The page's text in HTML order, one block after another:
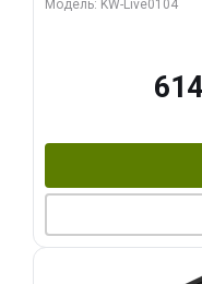
Модель: KW-Live0104